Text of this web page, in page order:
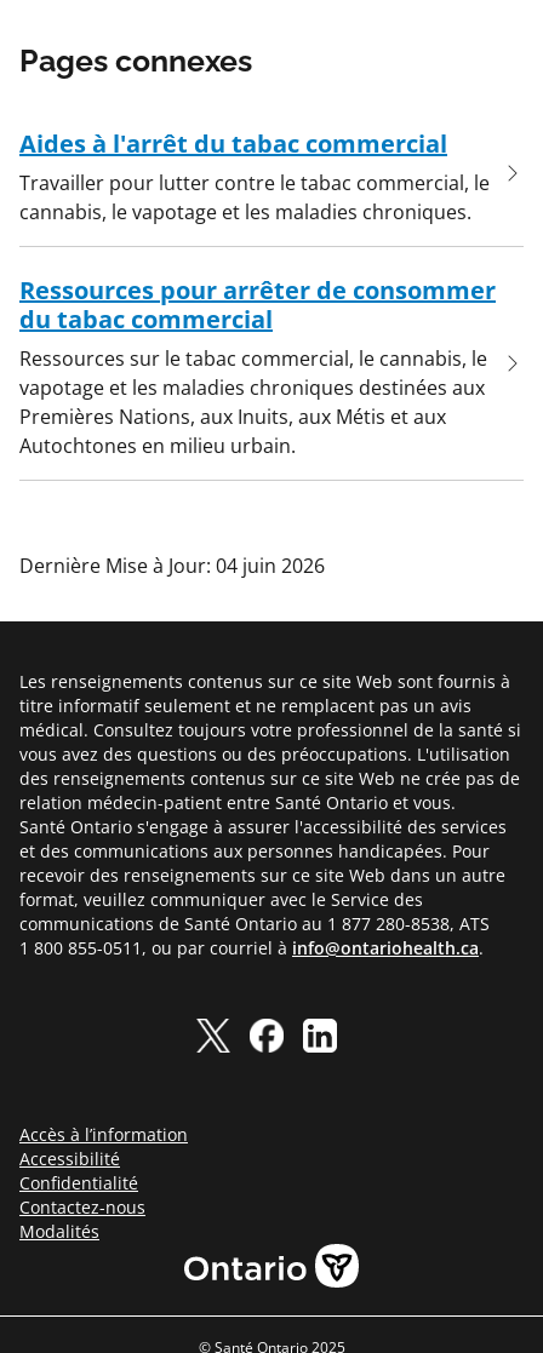
Pages connexes
Aides à l'arrêt du tabac commercial
Travailler pour lutter contre le tabac commercial, le
cannabis, le vapotage et les maladies chroniques.
Ressources pour arrêter de consommer
du tabac commercial
Ressources sur le tabac commercial, le cannabis, le
vapotage et les maladies chroniques destinées aux
Premières Nations, aux Inuits, aux Métis et aux
Autochtones en milieu urbain.
Dernière Mise à Jour: 04 juin 2026
Les renseignements contenus sur ce site Web sont fournis à
titre informatif seulement et ne remplacent pas un avis
médical. Consultez toujours votre professionnel de la santé si
vous avez des questions ou des préoccupations. L'utilisation
des renseignements contenus sur ce site Web ne crée pas de
relation médecin-patient entre Santé Ontario et vous.
Santé Ontario s'engage à assurer l'accessibilité des services
et des communications aux personnes handicapées. Pour
recevoir des renseignements sur ce site Web dans un autre
format, veuillez communiquer avec le Service des
communications de Santé Ontario au 1 877 280-8538, ATS
1 800 855-0511, ou par courriel à info@ontariohealth.ca.
Accès à l’information
Accessibilité
Confidentialité
Contactez-nous
Modalités
© Santé Ontario 2025